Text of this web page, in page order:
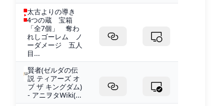
太古よりの導き
4つの蔵 宝箱
「全7個」 奪わ
れしゴーレム ノ
ーダメージ 五人
目...
賢者(ゼルダの伝
説 ティアーズ オ
ブ ザ キングダム)
- アニヲタWiki(...